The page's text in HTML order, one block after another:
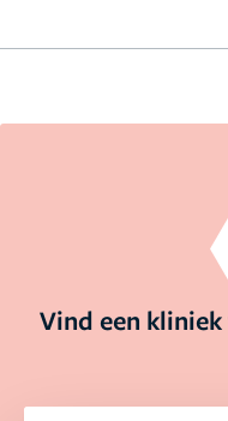
Vind een